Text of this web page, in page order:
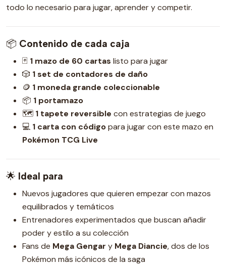
todo lo necesario para jugar, aprender y competir.
📦 Contenido de cada caja
🃏 1 mazo de 60 cartas listo para jugar
🎲 1 set de contadores de daño
🪙 1 moneda grande coleccionable
📦 1 portamazo
🗺️ 1 tapete reversible con estrategias de juego
💻 1 carta con códigopara jugar con este mazo en
Pokémon TCG Live
🌟 Ideal para
Nuevos jugadores que quieren empezar con mazos
equilibrados y temáticos
Entrenadores experimentados que buscan añadir
poder y estilo a su colección
Fans de Mega Gengar y Mega Diancie, dos de los
Pokémon más icónicos de la saga